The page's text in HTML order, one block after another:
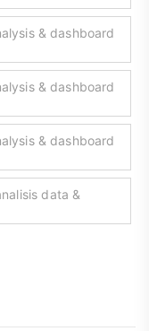
& dashboard
& dashboard
& dashboard
data &